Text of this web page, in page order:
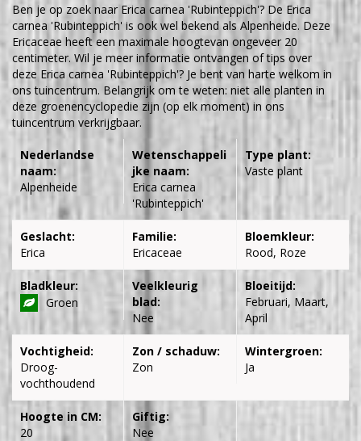
Ben je op zoek naar Erica carnea 'Rubinteppich'? De Erica
carnea 'Rubinteppich' is ook wel bekend als Alpenheide. Deze
Ericaceae heeft een maximale hoogtevan ongeveer 20
centimeter. Wil je meer informatie ontvangen of tips over
deze Erica carnea 'Rubinteppich'? Je bent van harte welkom in
ons tuincentrum. Belangrijk om te weten: niet alle planten in
deze groenencyclopedie zijn (op elk moment) in ons
tuincentrum verkrijgbaar.
Nederlandse
naam:
Alpenheide
Wetenschappeli
jke naam:
Erica carnea
'Rubinteppich'
Type plant:
Vaste plant
Geslacht:
Erica
Familie:
Ericaceae
Bloemkleur:
Rood, Roze
Bladkleur:
Groen
Veelkleurig
blad:
Nee
Bloeitijd:
Februari, Maart,
April
Vochtigheid:
Droog-
vochthoudend
Zon / schaduw:
Zon
Wintergroen:
Ja
Hoogte in CM:
20
Giftig:
Nee